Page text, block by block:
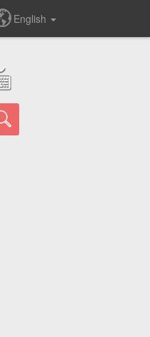
English